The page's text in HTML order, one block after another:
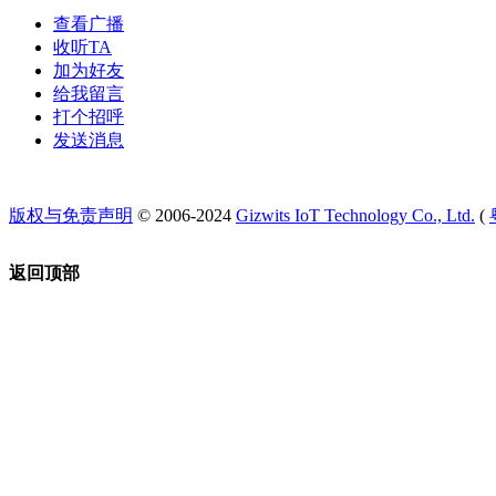
查看广播
收听TA
加为好友
给我留言
打个招呼
发送消息
版权与免责声明 © 2006-2024 Gizwits IoT Technology Co., Ltd. (
返回顶部